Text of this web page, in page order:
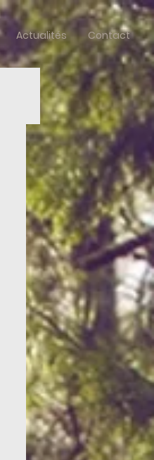
Actualités Contact